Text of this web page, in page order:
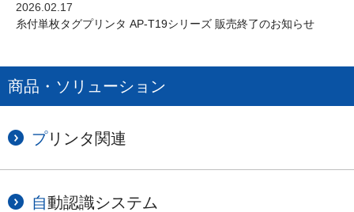
2026.02.17
糸付単枚タグプリンタ AP-T19シリーズ 販売終了のお知らせ
商品・ソリューション
プリンタ関連
自動認識システム